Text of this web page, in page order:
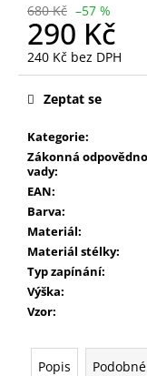
680 Kč –57 %
290 Kč
240 Kč bez DPH
Měrná
Kategorie:
Zákonná
vady:
EAN:
Barva:
Materiál:
Materiál stélky:
Typ zapínání:
Výška:
Vzor:
Zeptat se
Popis